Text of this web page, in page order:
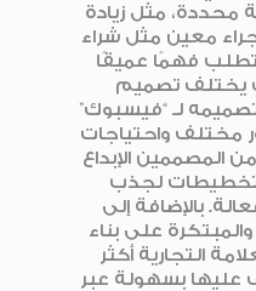
محددة، مثل زيادة
معين مثل شراء
فهمًا عميقًا
يختلف تصميم
لـ “فيسبوك”
مختلف واحتياجات
المصممين الإبداع
لجذب
بالإضافة إلى
على بناء
التجارية أكثر
عليها بسهولة عبر